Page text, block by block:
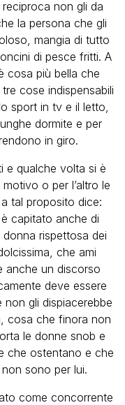
non gli da
la persona che gli
mangia di tutto
di pesce fritti. A
cosa più bella che
cose indispensabili
sport in tv e il letto,
dormite e per
in giro.
e qualche volta si è
o per l’altro le
tal proposito dice:
capitato anche di
rispettosa dei
che ami
anche un discorso
deve essere
gli dispiacerebbe
cosa che finora non
le donne snob e
che ostentano e che
sono per lui.
come concorrente